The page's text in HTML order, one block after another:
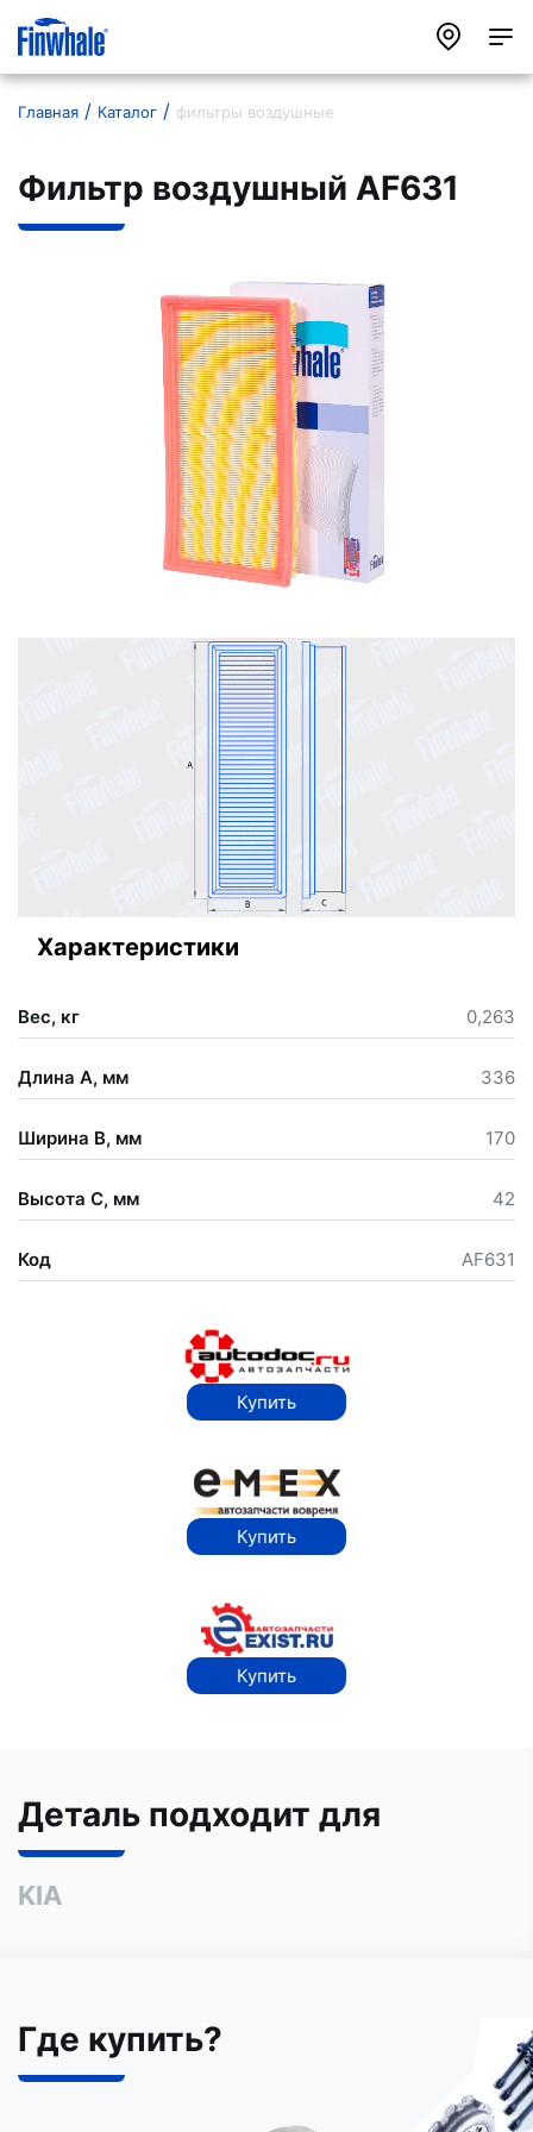
Главная Каталог фильтры воздушные
Фильтр воздушный AF631
Характеристики
Вес, кг 0,263
Длина А, мм 336
Ширина В, мм 170
Высота С, мм 42
Код AF631
Купить
Купить
Купить
Деталь подходит для
KIA
Где купить?